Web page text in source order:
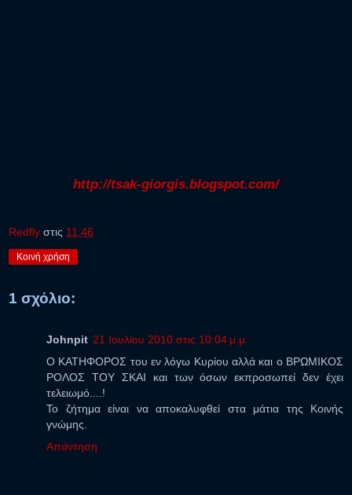
http://tsak-giorgis.blogspot.com/
Redfly στις 11:46
Κοινή χρήση
1 σχόλιο:
Johnpit 21 Ιουλίου 2010 στις 10:04 μ.μ.
Ο ΚΑΤΗΦΟΡΟΣ του εν λόγω Κυρίου αλλά και ο ΒΡΩΜΙΚΟΣ
ΡΟΛΟΣ ΤΟΥ ΣΚΑΙ και των όσων εκπροσωπεί δεν έχει
τελειωμό....!
Το ζήτημα είναι να αποκαλυφθεί στα μάτια της Κοινής
γνώμης.
Απάντηση